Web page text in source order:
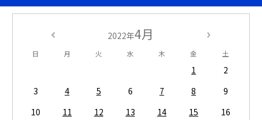
2022年4月
日 月 火 水 木 金 土
1
2
3
4 5 6 7 8
9
10
11 12 13 14 15
16